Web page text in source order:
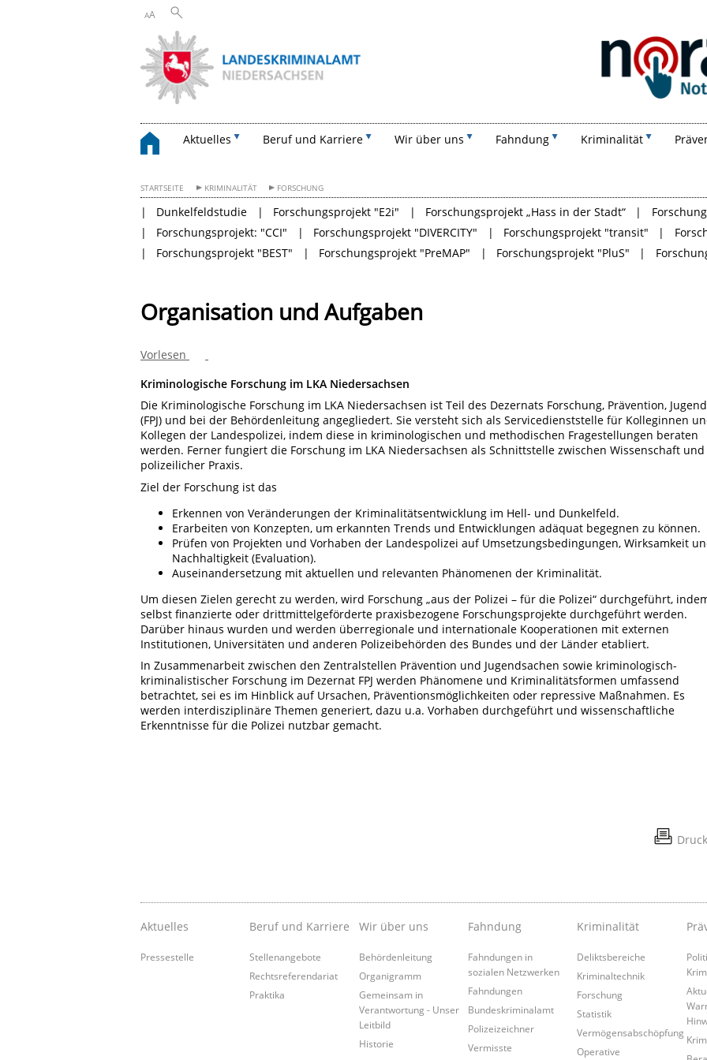
AA
Aktuelles Beruf und Karriere Wir über uns Fahndung Kriminalität
STARTSEITE KRIMINALITÄT FORSCHUNG
Dunkelfeldstudie Forschungsprojekt "E2i" Forschungsprojekt „Hass in der Stadt“
Forschungsprojekt: "CCI"
Forschungsprojekt "DIVERCITY" Forschungsprojekt "transit"
Forschungsprojekt "BEST"
Forschungsprojekt "PreMAP" Forschungsprojekt "PluS"
Organisation und Aufgaben
Vorlesen
Kriminologische Forschung im LKA Niedersachsen
Die Kriminologische Forschung im LKA Niedersachsen ist Teil des Dezernats Forschung, Prävention, Jugend
(FPJ) und bei der Behördenleitung angegliedert. Sie versteht sich als Servicedienststelle für Kolleginnen
Kollegen der Landespolizei, indem diese in kriminologischen und methodischen Fragestellungen beraten
werden. Ferner fungiert die Forschung im LKA Niedersachsen als Schnittstelle zwischen Wissenschaft und
polizeilicher Praxis.
Ziel der Forschung ist das
Erkennen von Veränderungen der Kriminalitätsentwicklung im Hell- und Dunkelfeld.
Erarbeiten von Konzepten, um erkannten Trends und Entwicklungen adäquat begegnen zu können.
Prüfen von Projekten und Vorhaben der Landespolizei auf Umsetzungsbedingungen, Wirksamkeit
Nachhaltigkeit (Evaluation).
Auseinandersetzung mit aktuellen und relevanten Phänomenen der Kriminalität.
Um diesen Zielen gerecht zu werden, wird Forschung „aus der Polizei – für die Polizei“ durchgeführt,
selbst finanzierte oder drittmittelgeförderte praxisbezogene Forschungsprojekte durchgeführt werden.
Darüber hinaus wurden und werden überregionale und internationale Kooperationen mit externen
Institutionen, Universitäten und anderen Polizeibehörden des Bundes und der Länder etabliert.
In Zusammenarbeit zwischen den Zentralstellen Prävention und Jugendsachen sowie kriminologisch-
kriminalistischer Forschung im Dezernat FPJ werden Phänomene und Kriminalitätsformen umfassend
betrachtet, sei es im Hinblick auf Ursachen, Präventionsmöglichkeiten oder repressive Maßnahmen. Es
werden interdisziplinäre Themen generiert, dazu u.a. Vorhaben durchgeführt und wissenschaftliche
Erkenntnisse für die Polizei nutzbar gemacht.
Aktuelles
Pressestelle
Beruf und Karriere
Stellenangebote
Rechtsreferendariat
Praktika
Wir über uns
Behördenleitung
Organigramm
Gemeinsam in
Verantwortung - Unser
Leitbild
Historie
Fahndung
Fahndungen in
sozialen Netzwerken
Fahndungen
Bundeskriminalamt
Polizeizeichner
Vermisste
Kriminalität
Deliktsbereiche
Kriminaltechnik
Forschung
Statistik
Vermögensabschöpfung
Operative